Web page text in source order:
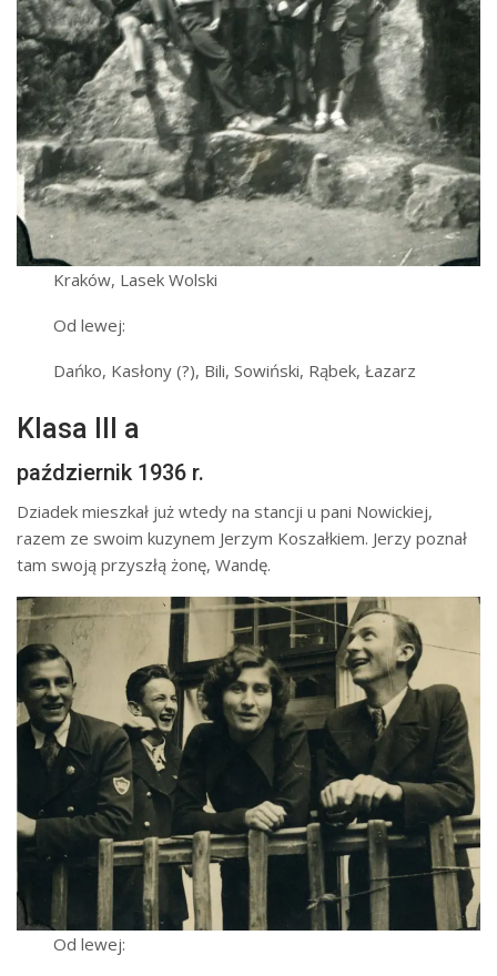
Kraków, Lasek Wolski
Od lewej:
Dańko, Kasłony (?), Bili, Sowiński, Rąbek, Łazarz
Klasa III a
październik 1936 r.
Dziadek mieszkał już wtedy na stancji u pani Nowickiej,
razem ze swoim kuzynem Jerzym Koszałkiem. Jerzy poznał
tam swoją przyszłą żonę, Wandę.
Od lewej: